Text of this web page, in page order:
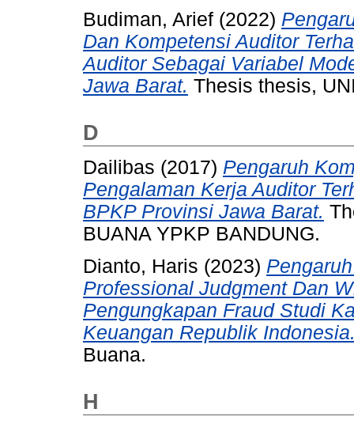
Budiman, Arief (2022)
Dan Kompetensi Auditor
Auditor Sebagai Variabel
Jawa Barat. Thesis thesis,
D
Dailibas (2017) Pengaruh
Pengalaman Kerja Auditor
BPKP Provinsi Jawa Barat.
BUANA YPKP BANDUNG.
Dianto, Haris (2023)
Professional Judgment Dan
Pengungkapan Fraud Studi
Keuangan Republik
Buana.
H